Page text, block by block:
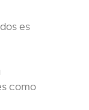
es
como